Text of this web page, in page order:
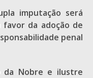
imputação será
da adoção de
penal
da Nobre e ilustre